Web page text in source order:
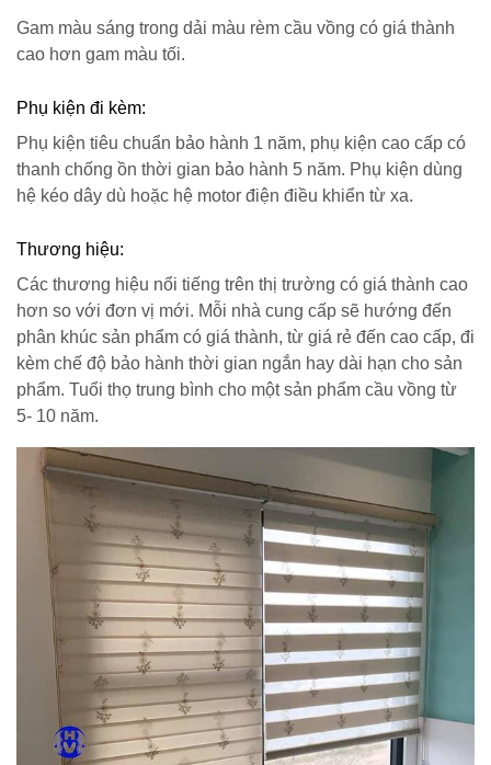
Gam màu sáng trong dải màu rèm cầu vồng có giá thành
cao hơn gam màu tối.
Phụ kiện đi kèm:
Phụ kiện tiêu chuẩn bảo hành 1 năm, phụ kiện cao cấp có
thanh chống ồn thời gian bảo hành 5 năm. Phụ kiện dùng
hệ kéo dây dù hoặc hệ motor điện điều khiển từ xa.
Thương hiệu:
Các thương hiệu nổi tiếng trên thị trường có giá thành cao
hơn so với đơn vị mới. Mỗi nhà cung cấp sẽ hướng đến
phân khúc sản phẩm có giá thành, từ giá rẻ đến cao cấp, đi
kèm chế độ bảo hành thời gian ngắn hay dài hạn cho sản
phẩm. Tuổi thọ trung bình cho một sản phẩm cầu vồng từ
5- 10 năm.